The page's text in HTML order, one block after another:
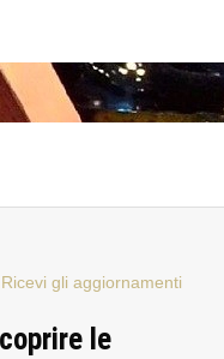
Ricevi gli aggiornamenti
le